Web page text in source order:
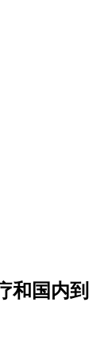
和国内到